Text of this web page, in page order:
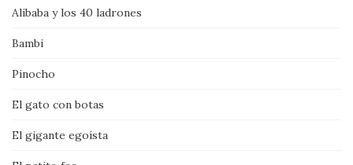
Alibaba y los 40 ladrones
Bambi
Pinocho
El gato con botas
El gigante egoísta